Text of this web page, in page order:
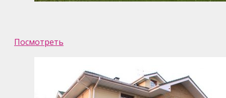
Посмотреть